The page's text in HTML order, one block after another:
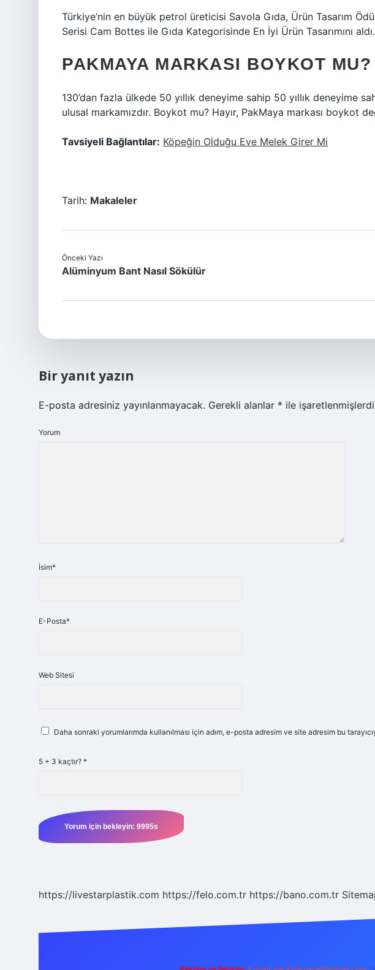
Türkiye’nin en büyük petrol üreticisi Savola Gıda, Ürün Tasarım
Serisi Cam Bottes ile Gıda Kategorisinde En İyi Ürün Tasarımını aldı.
PAKMAYA MARKASI BOYKOT MU?
130’dan fazla ülkede 50 yıllık deneyime sahip 50 yıllık deneyime
ulusal markamızdır. Boykot mu? Hayır, PakMaya markası boykot
Tavsiyeli Bağlantılar: Köpeğin Olduğu Eve Melek Girer Mi
Tarih: Makaleler
Önceki Yazı
Alüminyum Bant Nasıl Sökülür
Bir yanıt yazın
E-posta adresiniz yayınlanmayacak. Gerekli alanlar * ile
Yorum
İsim*
E-Posta*
Web Sitesi
Daha sonraki yorumlarımda kullanılması için adım, e-posta adresim ve site adresim bu
5 + 3 kaçtır? *
https://livestarplastik.com https://felo.com.tr https://bano.com.tr